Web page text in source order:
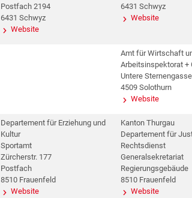
Postfach 2194
6431 Schwyz
Website
6431 Schwyz
Website
Amt für Wirtschaft
Arbeitsinspektorat +
Untere
4509 Solothurn
Website
Departement für Erziehung und
Kultur
Sportamt
Zürcherstr. 177
Postfach
8510 Frauenfeld
Website
Kanton Thurgau
Departement für
Rechtsdienst
Generalsekretariat
Regierungsgebäude
8510 Frauenfeld
Website